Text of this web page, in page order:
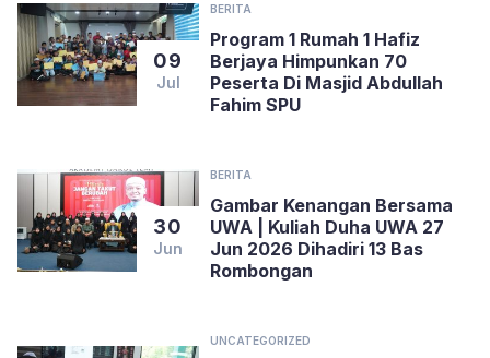
09
Jul
BERITA
Program 1 Rumah 1 Hafiz
Berjaya Himpunkan 70
Peserta Di Masjid Abdullah
Fahim SPU
30
Jun
BERITA
Gambar Kenangan Bersama
UWA | Kuliah Duha UWA 27
Jun 2026 Dihadiri 13 Bas
Rombongan
UNCATEGORIZED